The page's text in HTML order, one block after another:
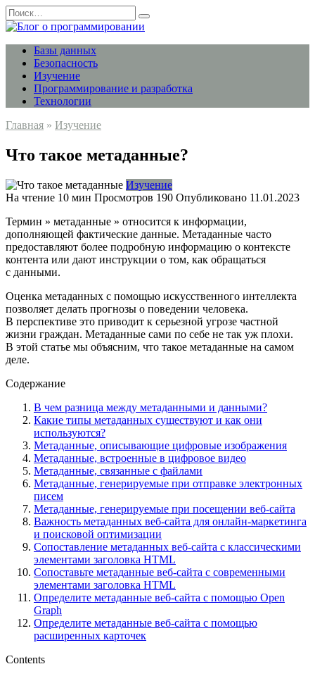
Перейти
к
содержанию
Search
for:
Базы данных
Безопасность
Изучение
Программирование и разработка
Технологии
Главная » Изучение
Что такое метаданные?
Изучение
На чтение 10 мин Просмотров 190 Опубликовано 11.01.2023
Термин » метаданные » относится к информации,
дополняющей фактические данные. Метаданные часто
предоставляют более подробную информацию о контексте
контента или дают инструкции о том, как обращаться
с данными.
Оценка метаданных с помощью искусственного интеллекта
позволяет делать прогнозы о поведении человека.
В перспективе это приводит к серьезной угрозе частной
жизни граждан. Метаданные сами по себе не так уж плохи.
В этой статье мы объясним, что такое метаданные на самом
деле.
Содержание
В чем разница между метаданными и данными?
Какие типы метаданных существуют и как они
используются?
Метаданные, описывающие цифровые изображения
Метаданные, встроенные в цифровое видео
Метаданные, связанные с файлами
Метаданные, генерируемые при отправке электронных
писем
Метаданные, генерируемые при посещении веб-сайта
Важность метаданных веб-сайта для онлайн-маркетинга
и поисковой оптимизации
Сопоставление метаданных веб-сайта с классическими
элементами заголовка HTML
Сопоставьте метаданные веб-сайта с современными
элементами заголовка HTML
Определите метаданные веб-сайта с помощью Open
Graph
Определите метаданные веб-сайта с помощью
расширенных карточек
Contents